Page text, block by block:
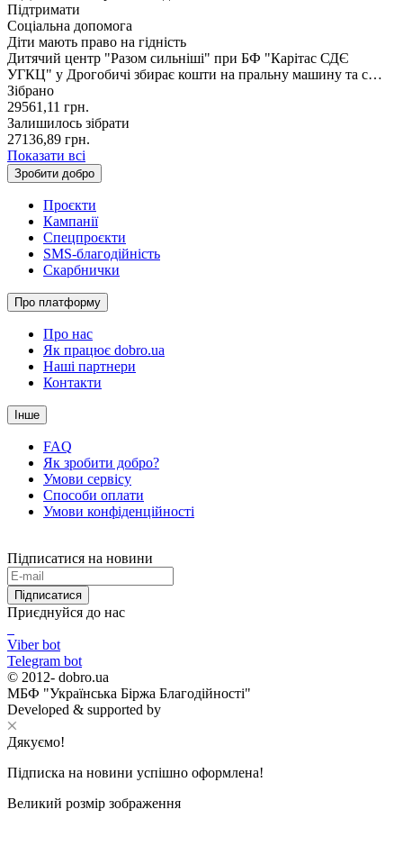
Підтримати
Соціальна допомога
Діти мають право на гідність
Дитячий центр "Разом сильніші" при БФ "Карітас СДЄ
УГКЦ" у Дрогобичі збирає кошти на пральну машину та с…
Зібрано
29561,11 грн.
Залишилось зібрати
27136,89 грн.
Показати всі
Зробити добро
Проєкти
Кампанії
Спецпроєкти
SMS-благодійність
Скарбнички
Про платформу
Про нас
Як працює dobro.ua
Наші партнери
Контакти
Інше
FAQ
Як зробити добро?
Умови сервісу
Способи оплати
Умови конфіденційності
Підписатися на новини
Підписатися
Приєднуйся до нас
Viber bot
Telegram bot
© 2012- dobro.ua
МБФ "Українська Біржа Благодійності"
Developed & supported by
Дякуємо!
Підписка на новини успішно оформлена!
Великий розмір зображення